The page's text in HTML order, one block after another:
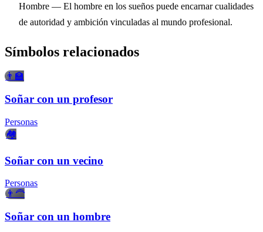
Hombre — El hombre en los sueños puede encarnar cualidades
de autoridad y ambición vinculadas al mundo profesional.
Símbolos relacionados
👨‍🏫
Soñar con un profesor
Personas
🏘️
Soñar con un vecino
Personas
👨‍🦰
Soñar con un hombre